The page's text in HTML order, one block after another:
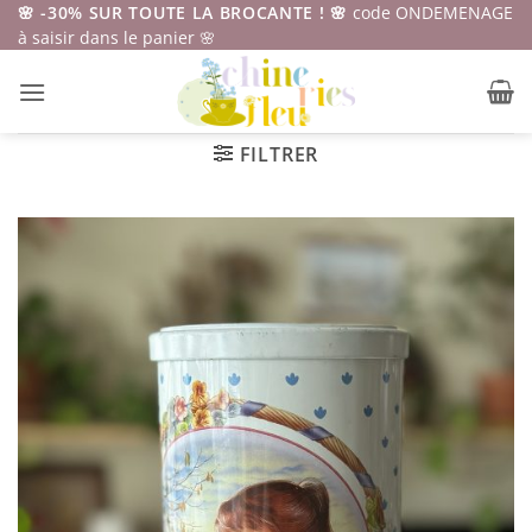
Passer
au
🌸 -30% SUR TOUTE LA BROCANTE ! 🌸 code ONDEMENAGE
à saisir dans le panier 🌸
FILTRER